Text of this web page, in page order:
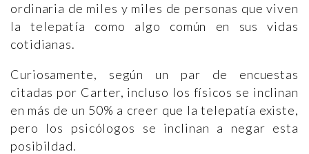
ordinaria de miles y miles de personas que viven
la telepatía como algo común en sus vidas
cotidianas.
Curiosamente, según un par de encuestas
citadas por Carter, incluso los físicos se inclinan
en más de un 50% a creer que la telepatía existe,
pero los psicólogos se inclinan a negar esta
posibildad.